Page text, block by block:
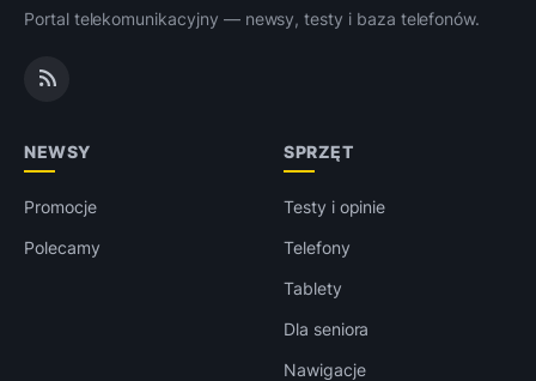
Portal telekomunikacyjny — newsy, testy i baza telefonów.
NEWSY
Promocje
Polecamy
SPRZĘT
Testy i opinie
Telefony
Tablety
Dla seniora
Nawigacje